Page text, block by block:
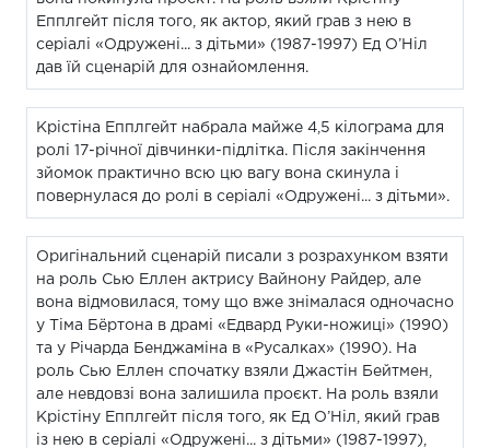
Епплгейт після того, як актор, який грав з нею в
серіалі «Одружені... з дітьми» (1987-1997) Ед О’Ніл
дав їй сценарій для ознайомлення.
Крістіна Епплгейт набрала майже 4,5 кілограма для
ролі 17-річної дівчинки-підлітка. Після закінчення
зйомок практично всю цю вагу вона скинула і
повернулася до ролі в серіалі «Одружені... з дітьми».
Оригінальний сценарій писали з розрахунком взяти
на роль Сью Еллен актрису Вайнону Райдер, але
вона відмовилася, тому що вже знімалася одночасно
у Тіма Бёртона в драмі «Едвард Руки-ножиці» (1990)
та у Річарда Бенджаміна в «Русалках» (1990). На
роль Сью Еллен спочатку взяли Джастін Бейтмен,
але невдовзі вона залишила проєкт. На роль взяли
Крістіну Епплгейт після того, як Ед О’Ніл, який грав
із нею в серіалі «Одружені... з дітьми» (1987-1997),